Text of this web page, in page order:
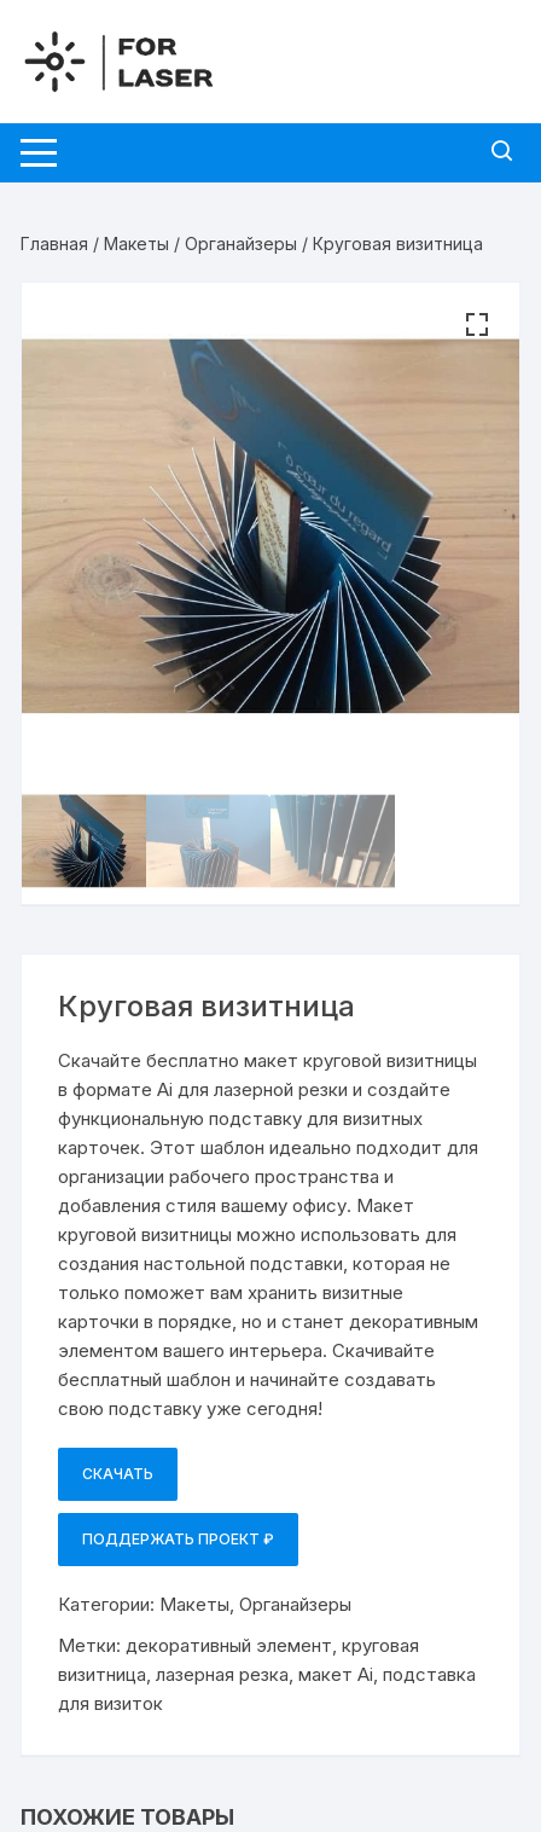
содержимому
Главная /Макеты /Органайзеры / Круговая визитница
Круговая визитница
Скачайте бесплатно макет круговой визитницы
в формате Ai для лазерной резки и создайте
функциональную подставку для визитных
карточек. Этот шаблон идеально подходит для
организации рабочего пространства и
добавления стиля вашему офису. Макет
круговой визитницы можно использовать для
создания настольной подставки, которая не
только поможет вам хранить визитные
карточки в порядке, но и станет декоративным
элементом вашего интерьера. Скачивайте
бесплатный шаблон и начинайте создавать
свою подставку уже сегодня!
СКАЧАТЬ
ПОДДЕРЖАТЬ ПРОЕКТ ₽
Категории: Макеты,Органайзеры
Метки:декоративный элемент,круговая
визитница,лазерная резка,макет Ai,подставка
для визиток
ПОХОЖИЕ ТОВАРЫ